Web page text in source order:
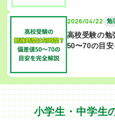
2026/04/22 勉
高校受験の勉
50〜70の目
小学生・中学生